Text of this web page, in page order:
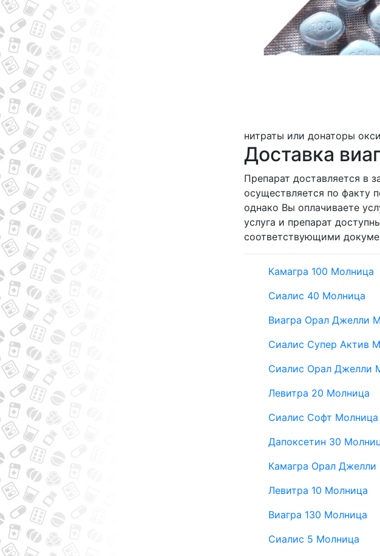
нитраты или донаторы
Доставка
Препарат доставляется в
осуществляется по факту
однако Вы оплачиваете
услуга и препарат
соответствующими
Камагра 100 Молница
Сиалис 40 Молница
Виагра Орал Джелли
Сиалис Супер Актив
Сиалис Орал Джелли
Левитра 20 Молница
Сиалис Софт Молница
Дапоксетин 30
Камагра Орал Джелли
Левитра 10 Молница
Виагра 130 Молница
Сиалис 5 Молница